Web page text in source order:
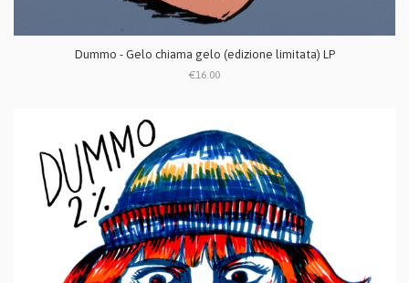
Dummo - Gelo chiama gelo (edizione limitata) LP
€16.00